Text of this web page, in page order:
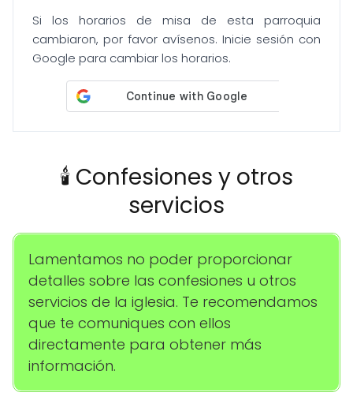
Si los horarios de misa de esta parroquia
cambiaron, por favor avísenos. Inicie sesión con
Google para cambiar los horarios.
🕯️ Confesiones y otros
servicios
Lamentamos no poder proporcionar
detalles sobre las confesiones u otros
servicios de la iglesia. Te recomendamos
que te comuniques con ellos
directamente para obtener más
información.